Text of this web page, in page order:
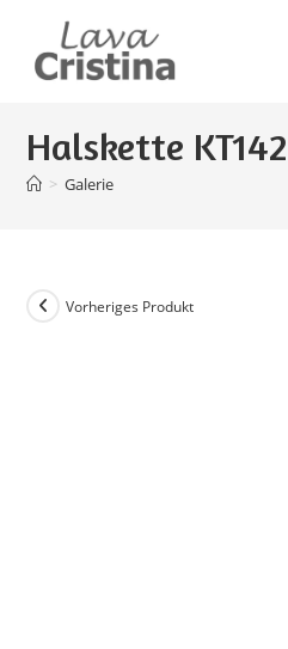
springen
Halskette KT142
> Galerie
Vorheriges Produkt